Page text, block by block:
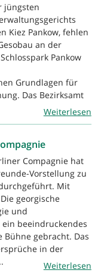
jüngsten
Kiez Pankow, fehlen
an der
Pankow
Grundlagen für
Das Bezirksamt
Weiterlesen
Compagnie hat
Vorstellung zu
Mit
georgische
und
beeindruckendes
Bühne gebracht. Das
in der
Weiterlesen